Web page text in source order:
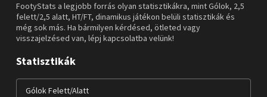
FootyStats a legjobb forrás olyan statisztikákra, mint Gólok, 2,5
felett/2,5 alatt, HT/FT, dinamikus játékon belüli statisztikák és
még sok más. Ha bármilyen kérdésed, ötleted vagy
visszajelzésed van, lépj kapcsolatba velünk!
Statisztikák
Gólok Felett/Alatt